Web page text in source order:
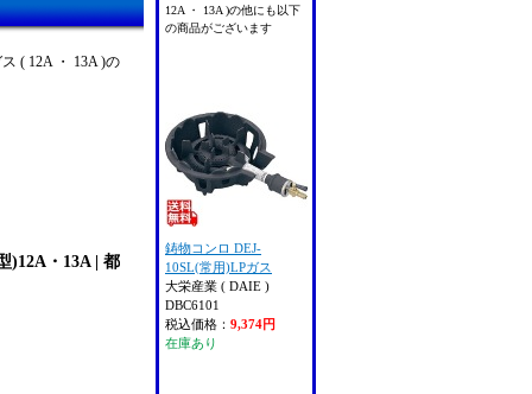
( 12A ・ 13A )の
)12A・13A | 都
12A ・ 13A )の他にも以下
の商品がございます
鋳物コンロ DEJ-
10SL(常用)LPガス
大栄産業 ( DAIE )
DBC6101
税込価格： 9,374円
在庫あり